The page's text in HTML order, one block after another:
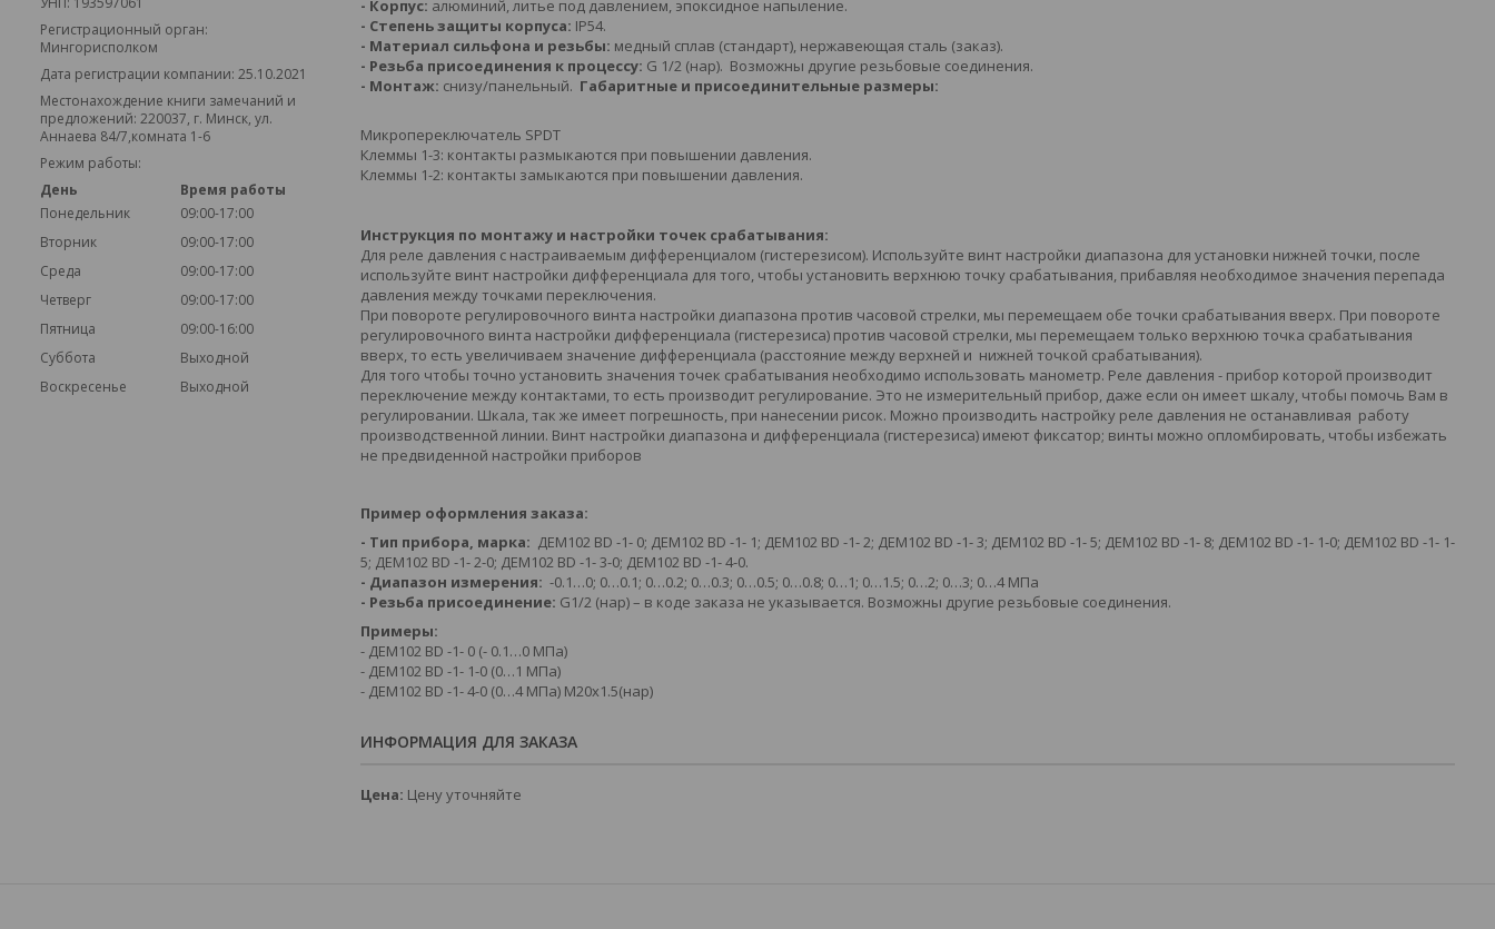
- Корпус: алюминий, литье под давлением, эпоксидное напыление.
- Степень защиты корпуса: IP54.
- Материал сильфона и резьбы: медный сплав (стандарт), нержавеющая сталь (заказ).
- Резьба присоединения к процессу: G 1/2 (нар). Возможны другие резьбовые соединения.
- Монтаж: снизу/панельный. Габаритные и присоединительные размеры:
Микропереключатель SPDT
Клеммы 1-3: контакты размыкаются при повышении давления.
Клеммы 1-2: контакты замыкаются при повышении давления.
Инструкция по монтажу и настройки точек срабатывания:
Для реле давления с настраиваемым дифференциалом (гистерезисом). Используйте винт настройки диапазона для установки нижней точки, после
используйте винт настройки дифференциала для того, чтобы установить верхнюю точку срабатывания, прибавляя необходимое значения перепада
давления между точками переключения.
При повороте регулировочного винта настройки диапазона против часовой стрелки, мы перемещаем обе точки срабатывания вверх. При повороте
регулировочного винта настройки дифференциала (гистерезиса) против часовой стрелки, мы перемещаем только верхнюю точка срабатывания
вверх, то есть увеличиваем значение дифференциала (расстояние между верхней и нижней точкой срабатывания).
Для того чтобы точно установить значения точек срабатывания необходимо использовать манометр. Реле давления - прибор которой производит
переключение между контактами, то есть производит регулирование. Это не измерительный прибор, даже если он имеет шкалу, чтобы помочь Вам в
регулировании. Шкала, так же имеет погрешность, при нанесении рисок. Можно производить настройку реле давления не останавливая работу
производственной линии. Винт настройки диапазона и дифференциала (гистерезиса) имеют фиксатор; винты можно опломбировать, чтобы избежать
не предвиденной настройки приборов
Пример оформления заказа:
- Тип прибора, марка: ДЕМ102 BD -1- 0; ДЕМ102 BD -1- 1; ДЕМ102 BD -1- 2; ДЕМ102 BD -1- 3; ДЕМ102 BD -1- 5; ДЕМ102 BD -1- 8; ДЕМ102 BD -1- 1-0; ДЕМ102 BD -1- 1-
5; ДЕМ102 BD -1- 2-0; ДЕМ102 BD -1- 3-0; ДЕМ102 BD -1- 4-0.
- Диапазон измерения: -0.1…0; 0…0.1; 0…0.2; 0…0.3; 0…0.5; 0…0.8; 0…1; 0…1.5; 0…2; 0…3; 0…4 МПа
- Резьба присоединение: G1/2 (нар) – в коде заказа не указывается. Возможны другие резьбовые соединения.
Примеры:
- ДЕМ102 BD -1- 0 (- 0.1…0 МПа)
- ДЕМ102 BD -1- 1-0 (0…1 МПа)
- ДЕМ102 BD -1- 4-0 (0…4 МПа) М20х1.5(нар)
ИНФОРМАЦИЯ ДЛЯ ЗАКАЗА
Цена: Цену уточняйте
Регистрационный орган:
Мингорисполком
Дата регистрации компании: 25.10.2021
Местонахождение книги замечаний и
предложений: 220037, г. Минск, ул.
Аннаева 84/7,комната 1-6
Режим работы:
День
Время работы
Понедельник
09:00-17:00
Вторник
09:00-17:00
Среда
09:00-17:00
Четверг
09:00-17:00
Пятница
09:00-16:00
Суббота
Выходной
Воскресенье
Выходной